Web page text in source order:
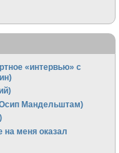
«интервью» с
Мандельштам)
меня оказал